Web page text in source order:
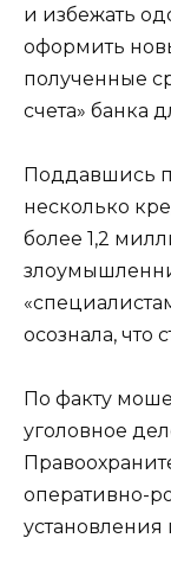
и избежать
оформить
полученные
счета» банка
Поддавшись
несколько
более 1,2
осознала, что
По факту
уголовное
оперативно-